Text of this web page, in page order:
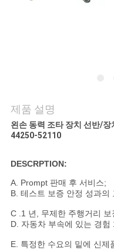
연
락
세
요
따
제품 설명
왼손 동력 조타 장치 선반/
44250-52110
DESCRPTION:
A. Prompt 판매 후 서비스;
B. 테스트 보증 안정 성과의
C .1 년, 무제한 주행거리 보
D. 자동차 부속에 있는 경험
E. 특정한 수요의 밑에 신제